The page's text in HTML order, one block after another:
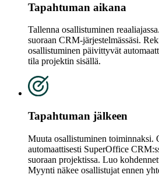
Tapahtuman aikana
Tallenna osallistuminen
suoraan CRM-järjestelmässäsi.
osallistuminen päivittyvät
tila projektin sisällä.
Tapahtuman jälkeen
Muuta osallistuminen toiminnaksi.
automaattisesti SuperOffice
suoraan projektissa. Luo
Myynti näkee osallistujat ennen